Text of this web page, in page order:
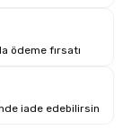
ödeme fırsatı
iade edebilirsin